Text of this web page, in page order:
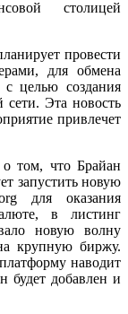
столицей
провести
для обмена
целью создания
сети. Эта новость
привлечет
о том, что Брайан
запустить новую
для оказания
в листинг
новую волну
крупную биржу.
наводит
будет добавлен и